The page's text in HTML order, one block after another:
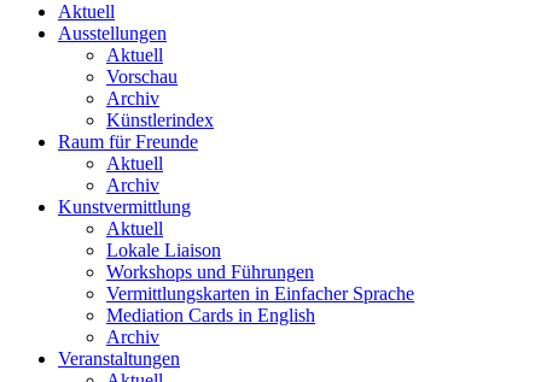
Aktuell
Ausstellungen
Aktuell
Vorschau
Archiv
Künstlerindex
Raum für Freunde
Aktuell
Archiv
Kunstvermittlung
Aktuell
Lokale Liaison
Workshops und Führungen
Vermittlungskarten in Einfacher Sprache
Mediation Cards in English
Archiv
Veranstaltungen